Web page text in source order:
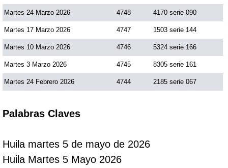
Martes 24 Marzo 2026 4748 4170 serie 090
Martes 17 Marzo 2026 4747 1503 serie 144
Martes 10 Marzo 2026 4746 5324 serie 166
Martes 3 Marzo 2026 4745 8305 serie 161
Martes 24 Febrero 2026 4744 2185 serie 067
Palabras Claves
Huila martes 5 de mayo de 2026
Huila Martes 5 Mayo 2026